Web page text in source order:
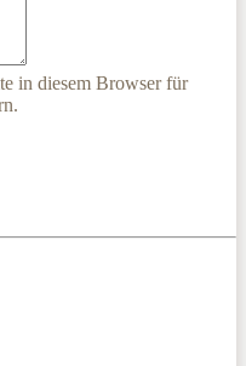
in diesem Browser für